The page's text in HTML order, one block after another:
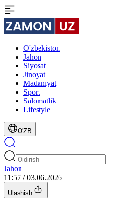
O'zbekiston
Jahon
Siyosat
Jinoyat
Madaniyat
Sport
Salomatlik
Lifestyle
O'ZB
Jahon
11:57 / 03.06.2026
Ulashish